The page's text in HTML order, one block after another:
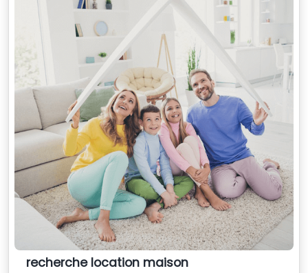
recherche location maison